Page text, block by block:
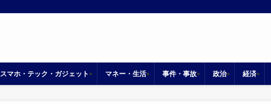
スマホ・テック・ガジェット マネー・生活 事件・事故 政治 経済